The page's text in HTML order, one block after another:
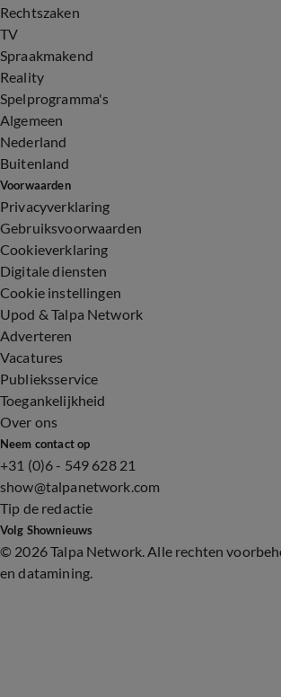
Rechtszaken
TV
Spraakmakend
Reality
Spelprogramma's
Algemeen
Nederland
Buitenland
Voorwaarden
Privacyverklaring
Gebruiksvoorwaarden
Cookieverklaring
Digitale diensten
Cookie instellingen
Upod & Talpa Network
Adverteren
Vacatures
Publieksservice
Toegankelijkheid
Over ons
Neem contact op
+31 (0)6 - 549 628 21
show@talpanetwork.com
Tip de redactie
Volg Shownieuws
© 2026 Talpa Network. Alle rechten
en datamining.